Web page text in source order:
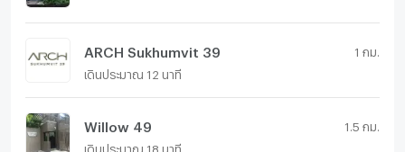
ARCH Sukhumvit 39 1 กม.
เดินประมาณ 12 นาที
Willow 49 1.5 กม.
เดินประมาณ 18 นาที